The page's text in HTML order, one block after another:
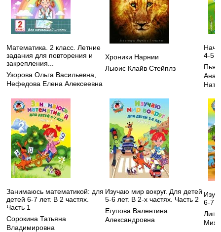
Математика. 2 класс. Летние
задания для повторения и
закрепления...
Узорова Ольга Васильевна
Нефедова Елена Алексеевна
Хроники Нарнии
Льюис Клайв Стейплз
4-5
Занимаюсь математикой: для
детей 6-7 лет. В 2 частях.
Часть 1
Сорокина Татьяна
Владимировна
Изучаю мир вокруг. Для детей
5-6 лет. В 2-х частях. Часть 2
Егупова Валентина
Александровна
6-7